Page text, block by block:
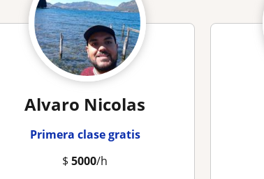
Alvaro Nicolas
Primera clase gratis
$5000/h